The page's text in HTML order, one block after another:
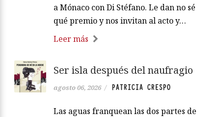
a Mónaco con Di Stéfano. Le dan no sé
qué premio y nos invitan al acto y…
Leer más
Ser isla después del naufragio
agosto 06, 2026 / PATRICIA CRESPO
Las aguas franquean las dos partes de